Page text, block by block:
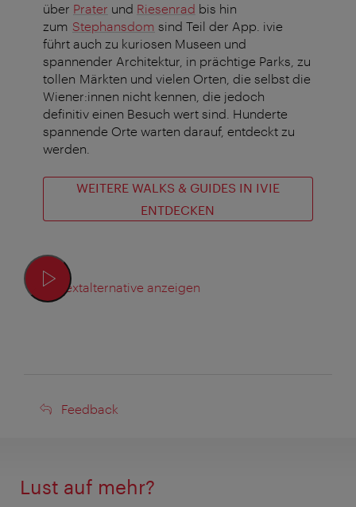
über Prater und Riesenrad bis hin
zum Stephansdom sind Teil der App. ivie
führt auch zu kuriosen Museen und
spannender Architektur, in prächtige Parks, zu
tollen Märkten und vielen Orten, die selbst die
Wiener:innen nicht kennen, die jedoch
definitiv einen Besuch wert sind. Hunderte
spannende Orte warten darauf, entdeckt zu
werden.
WEITERE WALKS & GUIDES IN IVIE
ENTDECKEN
Textalternative anzeigen
Feedback
Feedback
Lust auf mehr?